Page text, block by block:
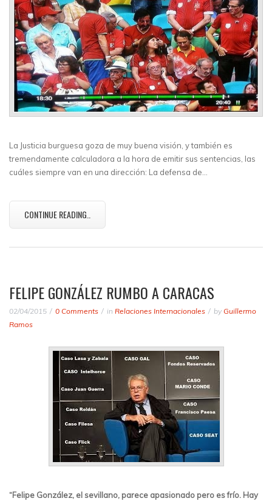
La Justicia burguesa goza de muy buena visión, y también es
tremendamente calculadora a la hora de emitir sus sentencias, las
cuáles siempre van en una dirección: La defensa de…
CONTINUE READING..
FELIPE GONZÁLEZ RUMBO A CARACAS
02/04/2015 0 Comments in Relaciones Internacionales by Guillermo
Ramos
“Felipe González, el sevillano, parece apasionado pero es frío. Hay